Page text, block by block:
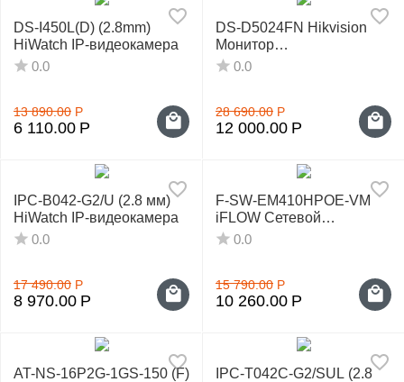
DS-I450L(D) (2.8mm)
HiWatch IP-видеокамера
0.0
13 890.00 Р
6 110.00 Р
DS-D5024FN Hikvision
Монитор
видеонаблюдения
0.0
28 690.00 Р
12 000.00 Р
IPC-B042-G2/U (2.8 мм)
HiWatch IP-видеокамера
0.0
17 490.00 Р
8 970.00 Р
F-SW-EM410HPOE-VM
iFLOW Сетевой
коммутатор
0.0
15 790.00 Р
10 260.00 Р
AT-NS-16P2G-1GS-150 (F) IPC-T042C-G2/SUL (2.8